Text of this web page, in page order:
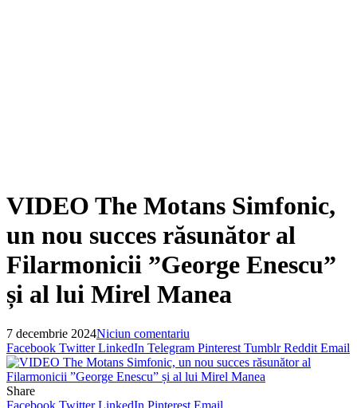
VIDEO The Motans Simfonic,
un nou succes răsunător al
Filarmonicii ”George Enescu”
și al lui Mirel Manea
7 decembrie 2024Niciun comentariu
Facebook Twitter LinkedIn Telegram Pinterest Tumblr Reddit Email
Share
Facebook Twitter LinkedIn Pinterest Email